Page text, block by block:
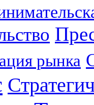
рынка